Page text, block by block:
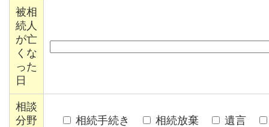
被相
続人
が亡
くな
った
日
相談
分野
相続手続き 相続放棄
遺言